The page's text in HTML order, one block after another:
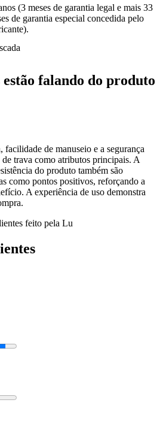
(3 meses de garantia legal e mais 33
de garantia especial concedida pelo
estão falando do produto
facilidade de manuseio e a segurança
trava como atributos principais. A
do produto também são
como pontos positivos, reforçando a
A experiência de uso demonstra
feito pela Lu